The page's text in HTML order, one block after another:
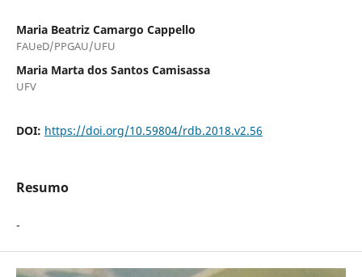
Maria Beatriz Camargo Cappello
FAUeD/PPGAU/UFU
Maria Marta dos Santos Camisassa
UFV
DOI: https://doi.org/10.59804/rdb.2018.v2.56
Resumo
-